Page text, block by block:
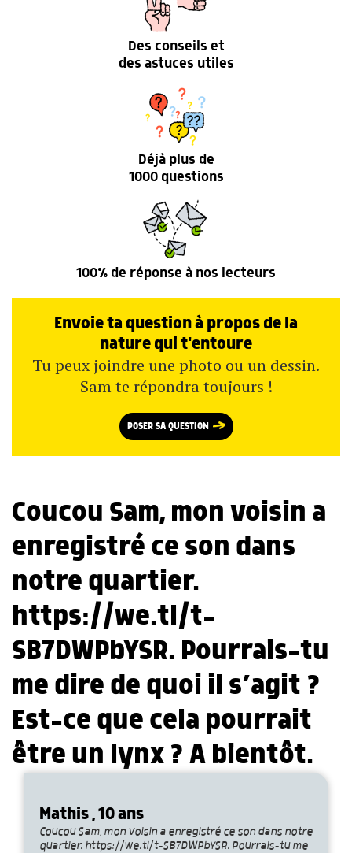
Des conseils et
des astuces utiles
Déjà plus de
1000 questions
100% de réponse à nos lecteurs
Envoie ta question à propos de la
nature qui t'entoure
Tu peux joindre une photo ou un dessin.
Sam te répondra toujours !
POSER SA QUESTION
Coucou Sam, mon voisin a
enregistré ce son dans
notre quartier.
https://we.tl/t-
SB7DWPbYSR. Pourrais-tu
me dire de quoi il s’agit ?
Est-ce que cela pourrait
être un lynx ? A bientôt.
Mathis , 10 ans
Coucou Sam, mon voisin a enregistré ce son dans notre
quartier. https://we.tl/t-SB7DWPbYSR. Pourrais-tu me